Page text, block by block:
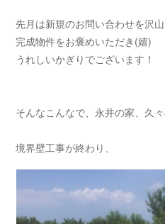
先月は新規のお問い合わせを沢山
完成物件をお褒めいただき(嬉)
うれしいかぎりでございます！
そんなこんなで、永井の家、久々
境界壁工事が終わり、